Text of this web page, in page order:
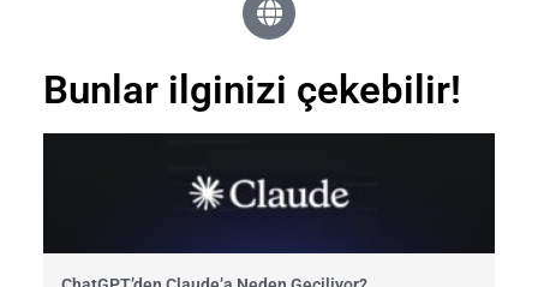
Bunlar ilginizi çekebilir!